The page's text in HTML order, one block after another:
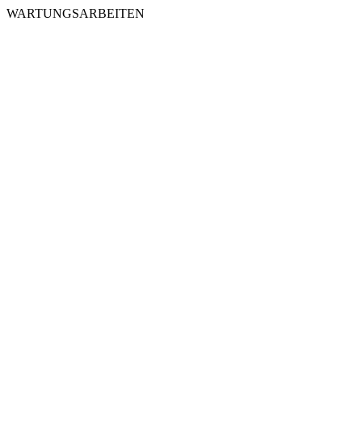
WARTUNGSARBEITEN